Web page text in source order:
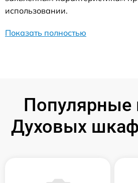
использовании.
Показать полностью
Популярные
Духовых